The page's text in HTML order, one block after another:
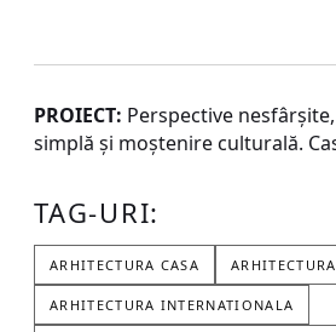
PROIECT: Perspective
simplă și moștenire culturală.
TAG-URI:
ARHITECTURA CASA
ARHITECTURA INTERNATIONALA